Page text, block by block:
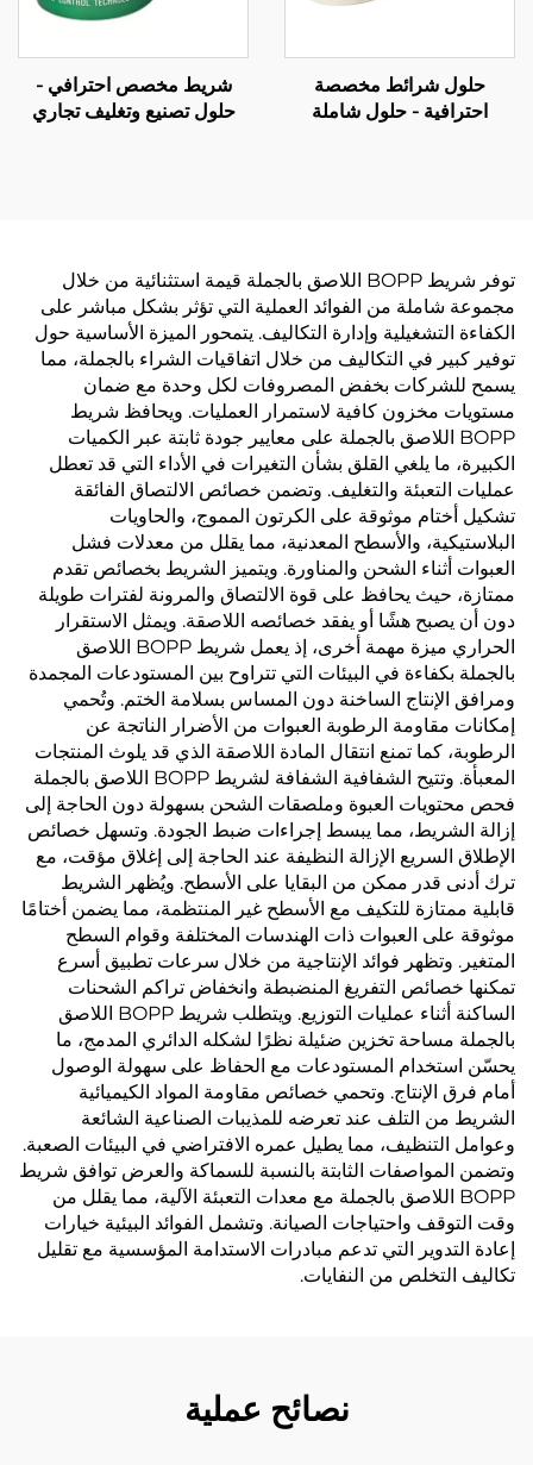
حلول شرائط مخصصة
احترافية - حلول شاملة
شريط مخصص احترافي -
حلول تصنيع وتغليف تجاري
توفر شريط BOPP اللاصق بالجملة قيمة استثنائية من خلال
مجموعة شاملة من الفوائد العملية التي تؤثر بشكل مباشر على
الكفاءة التشغيلية وإدارة التكاليف. يتمحور الميزة الأساسية حول
توفير كبير في التكاليف من خلال اتفاقيات الشراء بالجملة، مما
يسمح للشركات بخفض المصروفات لكل وحدة مع ضمان
مستويات مخزون كافية لاستمرار العمليات. ويحافظ شريط
BOPP اللاصق بالجملة على معايير جودة ثابتة عبر الكميات
الكبيرة، ما يلغي القلق بشأن التغيرات في الأداء التي قد تعطل
عمليات التعبئة والتغليف. وتضمن خصائص الالتصاق الفائقة
تشكيل أختام موثوقة على الكرتون المموج، والحاويات
البلاستيكية، والأسطح المعدنية، مما يقلل من معدلات فشل
العبوات أثناء الشحن والمناورة. ويتميز الشريط بخصائص تقدم
ممتازة، حيث يحافظ على قوة الالتصاق والمرونة لفترات طويلة
دون أن يصبح هشًا أو يفقد خصائصه اللاصقة. ويمثل الاستقرار
الحراري ميزة مهمة أخرى، إذ يعمل شريط BOPP اللاصق
بالجملة بكفاءة في البيئات التي تتراوح بين المستودعات المجمدة
ومرافق الإنتاج الساخنة دون المساس بسلامة الختم. وتُحمي
إمكانات مقاومة الرطوبة العبوات من الأضرار الناتجة عن
الرطوبة، كما تمنع انتقال المادة اللاصقة الذي قد يلوث المنتجات
المعبأة. وتتيح الشفافية الشفافة لشريط BOPP اللاصق بالجملة
فحص محتويات العبوة وملصقات الشحن بسهولة دون الحاجة إلى
إزالة الشريط، مما يبسط إجراءات ضبط الجودة. وتسهل خصائص
الإطلاق السريع الإزالة النظيفة عند الحاجة إلى إغلاق مؤقت، مع
ترك أدنى قدر ممكن من البقايا على الأسطح. ويُظهر الشريط
قابلية ممتازة للتكيف مع الأسطح غير المنتظمة، مما يضمن أختامًا
موثوقة على العبوات ذات الهندسات المختلفة وقوام السطح
المتغير. وتظهر فوائد الإنتاجية من خلال سرعات تطبيق أسرع
تمكنها خصائص التفريغ المنضبطة وانخفاض تراكم الشحنات
الساكنة أثناء عمليات التوزيع. ويتطلب شريط BOPP اللاصق
بالجملة مساحة تخزين ضئيلة نظرًا لشكله الدائري المدمج، ما
يحسّن استخدام المستودعات مع الحفاظ على سهولة الوصول
أمام فرق الإنتاج. وتحمي خصائص مقاومة المواد الكيميائية
الشريط من التلف عند تعرضه للمذيبات الصناعية الشائعة
وعوامل التنظيف، مما يطيل عمره الافتراضي في البيئات الصعبة.
وتضمن المواصفات الثابتة بالنسبة للسماكة والعرض توافق شريط
BOPP اللاصق بالجملة مع معدات التعبئة الآلية، مما يقلل من
وقت التوقف واحتياجات الصيانة. وتشمل الفوائد البيئية خيارات
إعادة التدوير التي تدعم مبادرات الاستدامة المؤسسية مع تقليل
تكاليف التخلص من النفايات.
نصائح عملية